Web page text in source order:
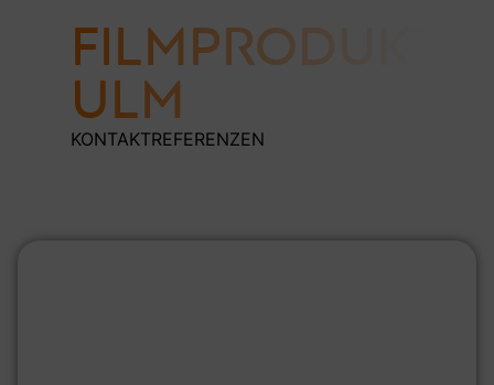
ULM
KONTAKTREFERENZEN